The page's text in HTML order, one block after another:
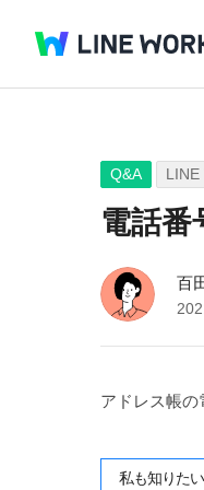
Q&A LINE
電話番
百
アドレス帳
私も知りたい